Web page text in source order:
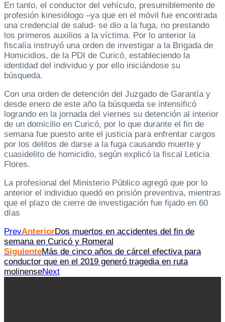
En tanto, el conductor del vehículo, presumiblemente de
profesión kinesiólogo –ya que en el móvil fue encontrada
una credencial de salud- se dio a la fuga, no prestando
los primeros auxilios a la víctima. Por lo anterior la
fiscalía instruyó una orden de investigar a la Brigada de
Homicidios, de la PDI de Curicó, estableciendo la
identidad del individuo y por ello iniciándose su
búsqueda.
Con una orden de detención del Juzgado de Garantía y
desde enero de este año la búsqueda se intensificó
logrando en la jornada del viernes su detención al interior
de un domicilio en Curicó, por lo que durante el fin de
semana fue puesto ante el justicia para enfrentar cargos
por los delitos de darse a la fuga causando muerte y
cuasidelito de homicidio, según explicó la fiscal Leticia
Flores.
La profesional del Ministerio Público agregó que por lo
anterior el individuo quedó en prisión preventiva, mientras
que el plazo de cierre de investigación fue fijado en 60
días
PrevAnteriorDos muertos en accidentes del fin de
semana en Curicó y Romeral
SiguienteMás de cinco años de cárcel efectiva para
conductor que en el 2019 generó tragedia en ruta
molinenseNext